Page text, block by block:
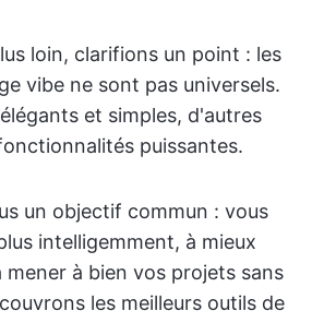
loin, clarifions un point : les
vibe ne sont pas universels.
et simples, d'autres
puissantes.
un objectif commun : vous
intelligemment, à mieux
mener à bien vos projets sans
les meilleurs outils de